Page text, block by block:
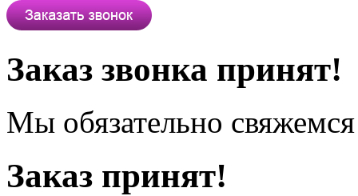
Заказ звонка принят!
Мы обязательно
Заказ принят!